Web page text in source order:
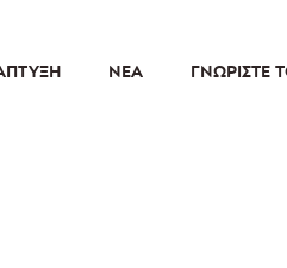
ΝΈΑ ΓΝΩΡΊΣΤΕ